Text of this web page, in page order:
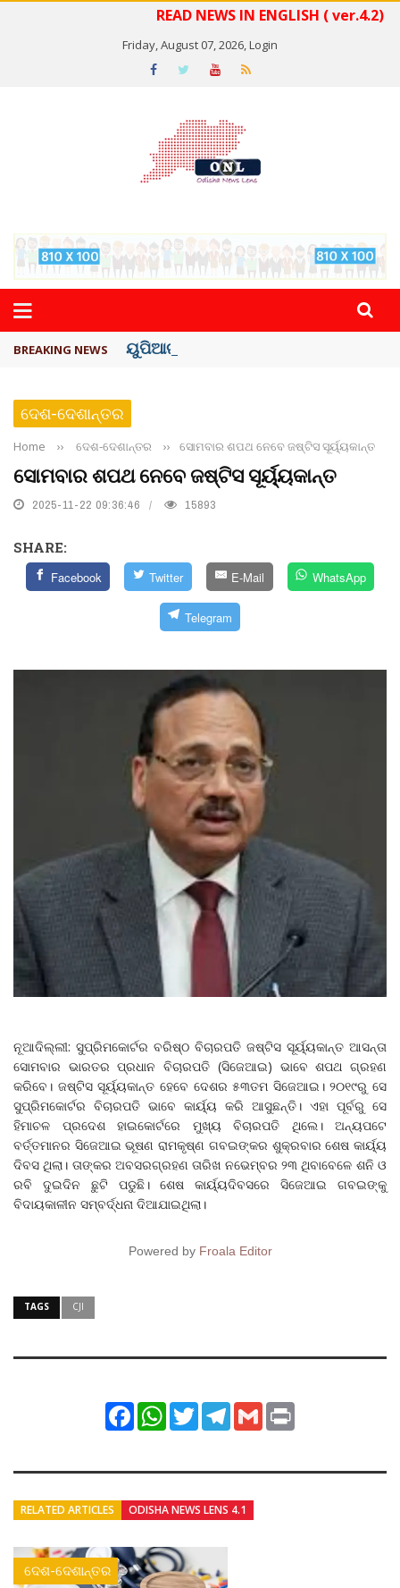
READ NEWS IN ENGLISH ( ver.4.2)
Friday, August 07, 2026,Login
BREAKING NEWS ୟୁପିଆଇ ଓ ଅନ୍ୟାନ୍ୟ ଡିଜିଟାଲ୍ ନେଣଦେଣ ...
ଦେଶ-ଦେଶାନ୍ତର
Home ›› ଦେଶ-ଦେଶାନ୍ତର ›› ସୋମବାର ଶପଥ ନେବେ ଜଷ୍ଟିସ ସୂର୍ୟ୍ୟକାନ୍ତ
ସୋମବାର ଶପଥ ନେବେ ଜଷ୍ଟିସ ସୂର୍ୟ୍ୟକାନ୍ତ
2025-11-22 09:36:46 15893
SHARE:
Facebook Twitter E-Mail WhatsApp
Telegram
ନୂଆଦିଲ୍ଲୀ: ସୁପ୍ରିମକୋର୍ଟର ବରିଷ୍ଠ ବିଚାରପତି ଜଷ୍ଟିସ ସୂର୍ୟ୍ୟକାନ୍ତ ଆସନ୍ତା
ସୋମବାର ଭାରତର ପ୍ରଧାନ ବିଚାରପତି (ସିଜେଆଇ) ଭାବେ ଶପଥ ଗ୍ରହଣ
କରିବେ। ଜଷ୍ଟିସ ସୂର୍ୟ୍ୟକାନ୍ତ ହେବେ ଦେଶର ୫୩ତମ ସିଜେଆଇ। ୨୦୧୯ରୁ ସେ
ସୁପ୍ରିମକୋର୍ଟର ବିଚାରପତି ଭାବେ କାର୍ୟ୍ୟ କରି ଆସୁଛନ୍ତି। ଏହା ପୂର୍ବରୁ ସେ
ହିମାଚଳ ପ୍ରଦେଶ ହାଇକୋର୍ଟରେ ମୁଖ୍ୟ ବିଚାରପତି ଥିଲେ। ଅନ୍ୟପଟେ
ବର୍ତ୍ତମାନର ସିଜେଆଇ ଭୂଷଣ ରାମକୃଷ୍ଣ ଗବଇଙ୍କର ଶୁକ୍ରବାର ଶେଷ କାର୍ୟ୍ୟ
ଦିବସ ଥିଲା। ତାଙ୍କର ଅବସରଗ୍ରହଣ ତାରିଖ ନଭେମ୍ବର ୨୩ ଥିବାବେଳେ ଶନି ଓ
ରବି ଦୁଇଦିନ ଛୁଟି ପଡୁଛି। ଶେଷ କାର୍ୟ୍ୟଦିବସରେ ସିଜେଆଇ ଗବଇଙ୍କୁ
ବିଦାୟକାଳୀନ ସମ୍ବର୍ଦ୍ଧନା ଦିଆଯାଇଥିଲା।
Powered by Froala Editor
TAGS CJI
FacebookWhatsApp
TwitterTelegram
Gmail
RELATED ARTICLES ODISHA NEWS LENS 4.1
ଦେଶ-ଦେଶାନ୍ତର